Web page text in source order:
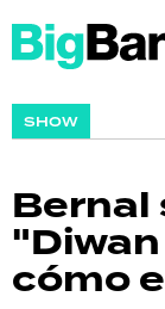
SHOW
Bernal
cómo
SHOW